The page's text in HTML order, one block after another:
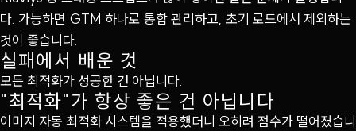
다. 가능하면 GTM 하나로 통합 관리하고, 초기 로드에서 제외하는
것이 좋습니다.
실패에서 배운 것
모든 최적화가 성공한 건 아닙니다.
"최적화"가 항상 좋은 건 아닙니다
이미지 자동 최적화 시스템을 적용했더니 오히려 점수가 떨어졌습니